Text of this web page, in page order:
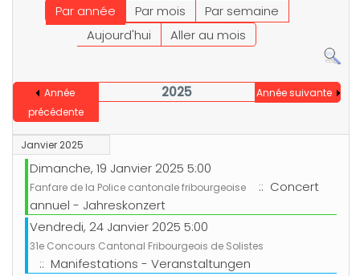
Par année Par mois
Par semaine
Aujourd'hui
Aller au mois
Année
précédente
2025 Année suivante
Janvier 2025
Dimanche, 19 Janvier 2025 5:00
Fanfare de la Police cantonale fribourgeoise
:: Concert
annuel - Jahreskonzert
Vendredi, 24 Janvier 2025 5:00
31e Concours Cantonal Fribourgeois de Solistes
:: Manifestations - Veranstaltungen